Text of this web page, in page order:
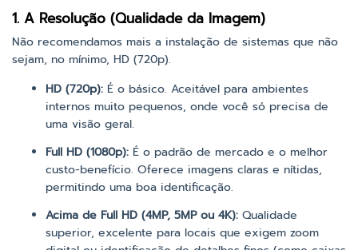
1. A Resolução (Qualidade da Imagem)
Não recomendamos mais a instalação de sistemas que não
sejam, no mínimo, HD (720p).
HD (720p): É o básico. Aceitável para ambientes
internos muito pequenos, onde você só precisa de
uma visão geral.
Full HD (1080p): É o padrão de mercado e o melhor
custo-benefício. Oferece imagens claras e nítidas,
permitindo uma boa identificação.
Acima de Full HD (4MP, 5MP ou 4K): Qualidade
superior, excelente para locais que exigem zoom